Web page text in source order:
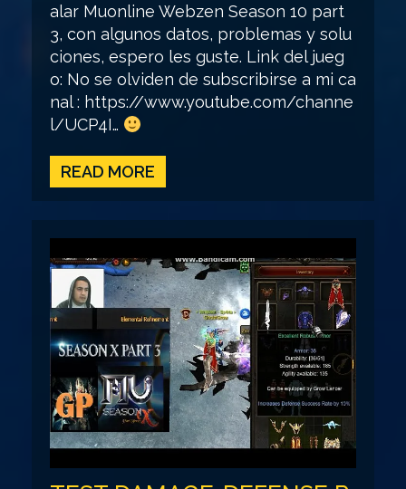
alar Muonline Webzen Season 10 part
3, con algunos datos, problemas y solu
ciones, espero les guste. Link del jueg
o: No se olviden de subscribirse a mi ca
nal : https://www.youtube.com/channe
l/UCP4I…
READ MORE